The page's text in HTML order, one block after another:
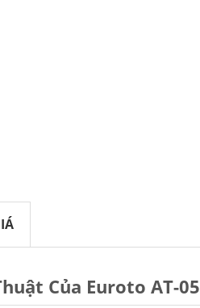
Của Euroto AT-05